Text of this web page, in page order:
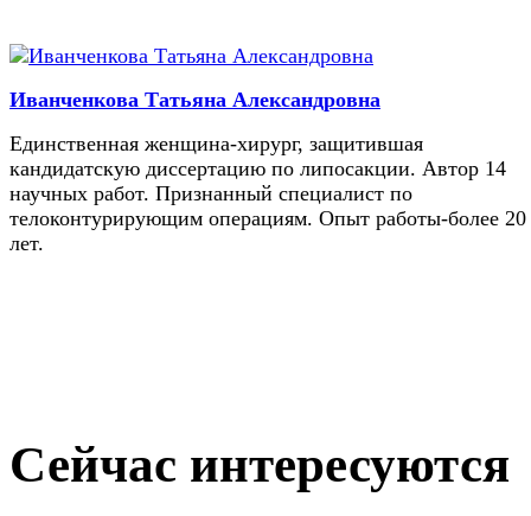
Иванченкова Татьяна Александровна
Единственная женщина-хирург, защитившая
кандидатскую диссертацию по липосакции. Автор 14
научных работ. Признанный специалист по
телоконтурирующим операциям. Опыт работы-более 20
лет.
Сейчас интересуются